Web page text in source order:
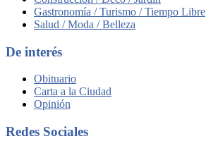
Gastronomía / Turismo / Tiempo Libre
Salud / Moda / Belleza
De interés
Obituario
Carta a la Ciudad
Opinión
Redes Sociales